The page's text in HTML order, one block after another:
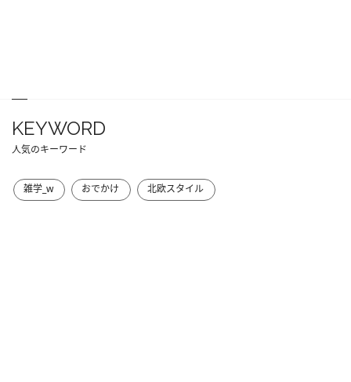
KEYWORD
人気のキーワード
雑学_w おでかけ 北欧スタイル